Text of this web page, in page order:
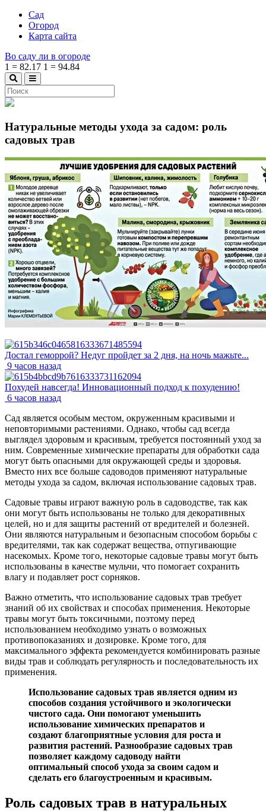
Сад
Огород
Карта сайта
Во саду ли в огороде
1 = 82.17 1 = 94.84
Натуральные методы ухода за садом: роль
садовых трав
Достал геморрой? Недуг пройдет за 2 дня, на ночь мажьте...
9 часов назад
Похудей навсегда! Инновационный подход к похудению!
6 часов назад
Сад является особым местом, окруженным красивыми и
неповторимыми растениями. Однако, чтобы сад всегда
выглядел здоровым и красивым, требуется постоянный уход за
ним. Современные химические препараты для обработки сада
могут быть опасными для окружающей среды и здоровья.
Вместо них все больше садоводов применяют натуральные
методы ухода за садом, включая использование садовых трав.
Садовые травы играют важную роль в садоводстве, так как
они могут быть использованы не только для декоративных
целей, но и для защиты растений от вредителей и болезней.
Они являются натуральным и безопасным способом борьбы с
вредителями, так как содержат вещества, отпугивающие
насекомых. Кроме того, некоторые садовые травы могут быть
использованы в качестве мульчи, что помогает сохранить
влагу и подавляет рост сорняков.
Важно отметить, что использование садовых трав требует
знаний об их свойствах и способах применения. Некоторые
травы могут быть токсичными, поэтому перед
использованием необходимо узнать о возможных
противопоказаниях и дозировке. Кроме того, для
максимального эффекта рекомендуется комбинировать разные
виды трав и соблюдать регулярность и последовательность их
применения.
Использование садовых трав является одним из
способов создания устойчивого и экологически
чистого сада. Они помогают уменьшить
использование химических препаратов и
создают благоприятные условия для роста и
развития растений. Разнообразие садовых трав
позволяет каждому садоводу найти
оптимальный способ ухода за своим садом и
сделать его благоустроенным и красивым.
Роль садовых трав в натуральных